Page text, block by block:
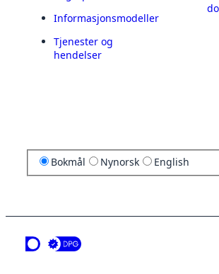
Informasjonsmodeller
Tjenester og
hendelser
Bokmål Nynorsk English